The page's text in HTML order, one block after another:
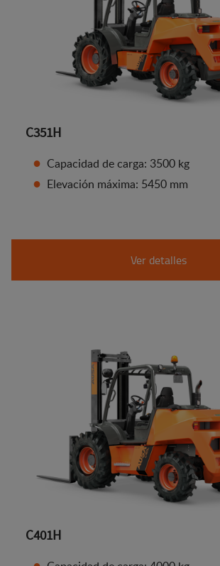
C351H
Capacidad de carga: 3500 kg
Elevación máxima: 5450 mm
Ver detalles
C401H